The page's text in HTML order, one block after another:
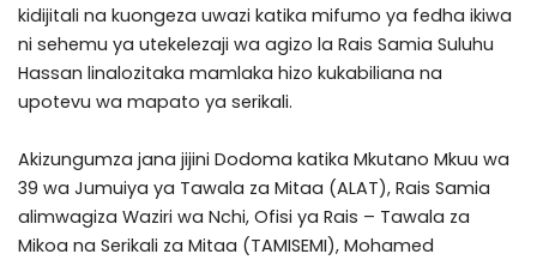
kidijitali na kuongeza uwazi katika mifumo ya fedha ikiwa
ni sehemu ya utekelezaji wa agizo la Rais Samia Suluhu
Hassan linalozitaka mamlaka hizo kukabiliana na
upotevu wa mapato ya serikali.
Akizungumza jana jijini Dodoma katika Mkutano Mkuu wa
39 wa Jumuiya ya Tawala za Mitaa (ALAT), Rais Samia
alimwagiza Waziri wa Nchi, Ofisi ya Rais – Tawala za
Mikoa na Serikali za Mitaa (TAMISEMI), Mohamed